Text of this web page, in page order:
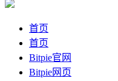
首页
首页
Bitpie官网
Bitpie网页